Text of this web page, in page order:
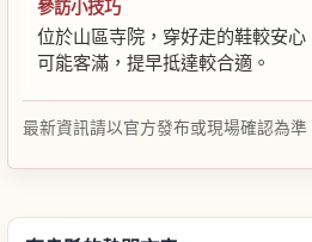
參訪小技巧
位於山區寺院，穿好走的鞋較安
可能客滿，提早抵達較合適。
最新資訊請以官方發布或現場確認為準